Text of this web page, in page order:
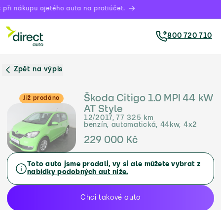
nákupu ojetého auta na protiúčet.
800 720 710
Zpět na výpis
Již prodáno
Škoda Citigo 1.0 MPI 44 kW
AT Style
12/2017, 77 325 km
benzín, automatická, 44kw, 4x2
229 000 Kč
Toto auto jsme prodali, vy si ale můžete vybrat z
nabídky podobných aut níže.
Chci takové auto